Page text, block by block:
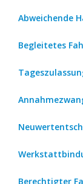
Abweichende
Begleitetes
Berechtigter